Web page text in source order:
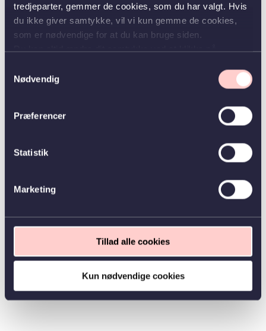
tredjeparter, gemmer de cookies, som du har valgt. Hvis
du ikke giver samtykke, vil vi kun gemme de cookies,
som er nødvendige for at du kan bruge siden.
Nødvendig
Præferencer
Statistik
Marketing
Tillad alle cookies
Kun nødvendige cookies